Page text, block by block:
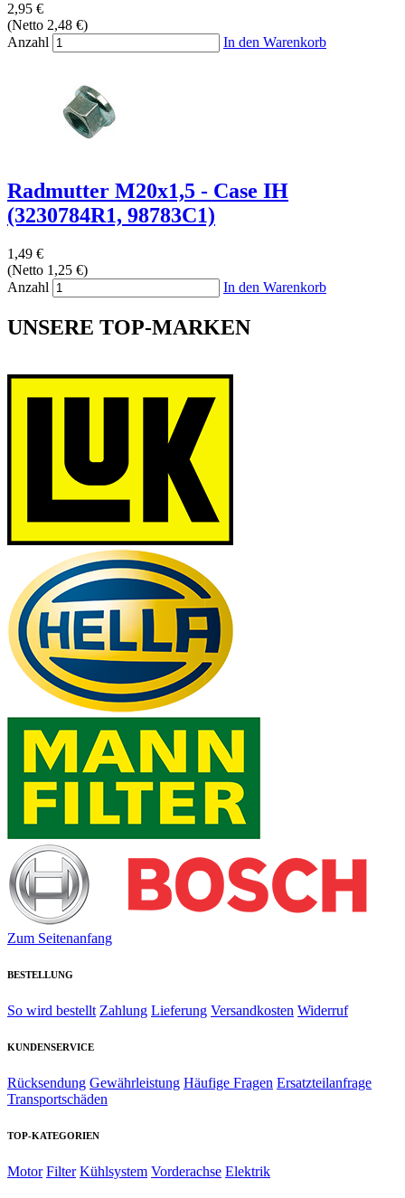
2,95 €
(Netto 2,48 €)
Anzahl
In den Warenkorb
Radmutter M20x1,5 - Case IH
(3230784R1, 98783C1)
1,49 €
(Netto 1,25 €)
Anzahl
In den Warenkorb
UNSERE TOP-MARKEN
Zum Seitenanfang
BESTELLUNG
So wird bestellt Zahlung Lieferung Versandkosten Widerruf
KUNDENSERVICE
Rücksendung Gewährleistung Häufige Fragen Ersatzteilanfrage
Transportschäden
TOP-KATEGORIEN
Motor Filter Kühlsystem Vorderachse Elektrik